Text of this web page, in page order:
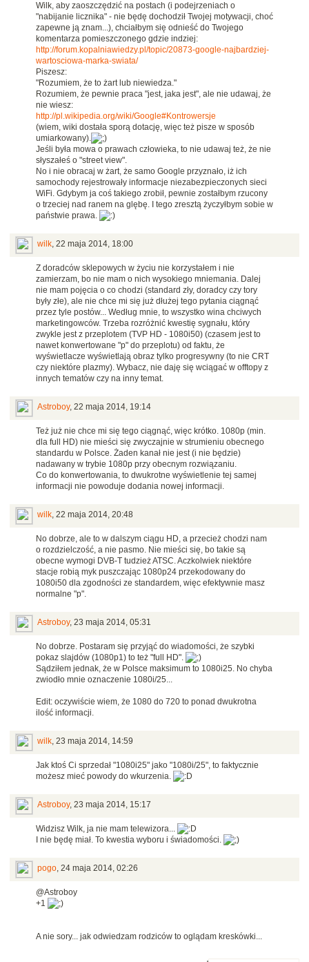
Wilk, aby zaoszczędzić na postach (i podejrzeniach o
"nabijanie licznika" - nie będę dochodził Twojej motywacji, choć
zapewne ją znam...), chciałbym się odnieść do Twojego
komentarza pomieszczonego gdzie indziej:
http://forum.kopalniawiedzy.pl/topic/20873-google-najbardziej-
wartosciowa-marka-swiata/
Piszesz:
"Rozumiem, że to żart lub niewiedza."
Rozumiem, że pewnie praca "jest, jaka jest", ale nie udawaj, że
nie wiesz:
http://pl.wikipedia.org/wiki/Google#Kontrowersje
(wiem, wiki dostała sporą dotację, więc też pisze w sposób
umiarkowany).
Jeśli była mowa o prawach człowieka, to nie udawaj też, że nie
słyszałeś o "street view".
No i nie obracaj w żart, że samo Google przyznało, iż ich
samochody rejestrowały informacje niezabezpieczonych sieci
WiFi. Gdybym ja coś takiego zrobił, pewnie zostałbym rzucony
o trzeciej nad ranem na glębę. I tego zresztą życzyłbym sobie w
państwie prawa.
wilk, 22 maja 2014, 18:00
Z doradców sklepowych w życiu nie korzystałem i nie
zamierzam, bo nie mam o nich wysokiego mniemania. Dalej
nie mam pojęcia o co chodzi (standard zły, doradcy czy tory
były złe), ale nie chce mi się już dłużej tego pytania ciągnąć
przez tyle postów... Według mnie, to wszystko wina chciwych
marketingowców. Trzeba rozróżnić kwestię sygnału, który
zwykle jest z przeplotem (TVP HD - 1080i50) (czasem jest to
nawet konwertowane "p" do przeplotu) od faktu, że
wyświetlacze wyświetlają obraz tylko progresywny (to nie CRT
czy niektóre plazmy). Wybacz, nie daję się wciągać w offtopy z
innych tematów czy na inny temat.
Astroboy, 22 maja 2014, 19:14
Też już nie chce mi się tego ciągnąć, więc krótko. 1080p (min.
dla full HD) nie mieści się zwyczajnie w strumieniu obecnego
standardu w Polsce. Żaden kanał nie jest (i nie będzie)
nadawany w trybie 1080p przy obecnym rozwiązaniu.
Co do konwertowania, to dwukrotne wyświetlenie tej samej
informacji nie powoduje dodania nowej informacji.
wilk, 22 maja 2014, 20:48
No dobrze, ale to w dalszym ciągu HD, a przecież chodzi nam
o rozdzielczość, a nie pasmo. Nie mieści się, bo takie są
obecne wymogi DVB-T tudzież ATSC. Aczkolwiek niektóre
stacje robią myk puszczając 1080p24 przekodowany do
1080i50 dla zgodności ze standardem, więc efektywnie masz
normalne "p".
Astroboy, 23 maja 2014, 05:31
No dobrze. Postaram się przyjąć do wiadomości, że szybki
pokaz slajdów (1080p1) to też "full HD".
Sądziłem jednak, że w Polsce maksimum to 1080i25. No chyba
zwiodło mnie oznaczenie 1080i/25...
Edit: oczywiście wiem, że 1080 do 720 to ponad dwukrotna
ilość informacji.
wilk, 23 maja 2014, 14:59
Jak ktoś Ci sprzedał "1080i25" jako "1080i/25", to faktycznie
możesz mieć powody do wkurzenia.
Astroboy, 23 maja 2014, 15:17
Widzisz Wilk, ja nie mam telewizora...
I nie będę miał. To kwestia wyboru i świadomości.
pogo, 24 maja 2014, 02:26
@Astroboy
+1
A nie sory... jak odwiedzam rodziców to oglądam kreskówki...